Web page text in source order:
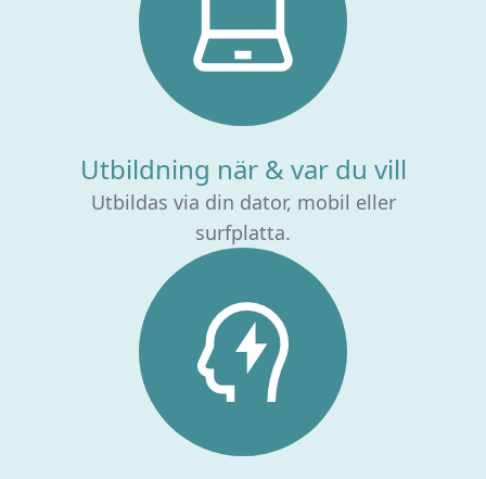
Utbildning när & var du vill
Utbildas via din dator, mobil eller
surfplatta.